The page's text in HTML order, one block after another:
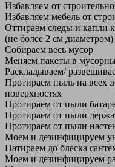
Избавляем от
Избавляем мебель от
Оттираем следы и капли
(не более 2 см диаметром)
Собираем весь мусор
Меняем пакеты в
Раскладываем/
Протираем пыль на всех
поверхностях
Протираем от пыли
Протираем от пыли
Протираем от пыли
Моем и дезинфицируем
Натираем до блеска
Моем и дезинфицируем